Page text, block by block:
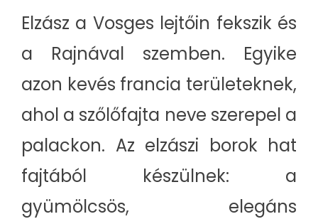
Elzász a Vosges lejtőin fekszik és
a Rajnával szemben. Egyike
azon kevés francia területeknek,
ahol a szőlőfajta neve szerepel a
palackon. Az elzászi borok hat
fajtából készülnek: a
gyümölcsös, elegáns